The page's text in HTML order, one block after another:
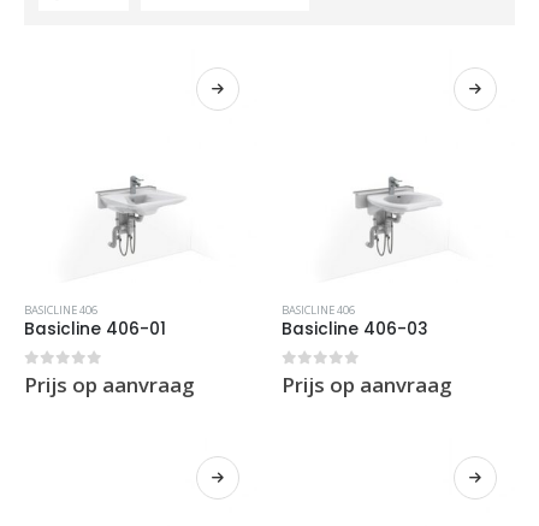
BASICLINE 406
Basicline 406-01
0 out of 5
Prijs op aanvraag
BASICLINE 406
Basicline 406-03
0 out of 5
Prijs op aanvraag